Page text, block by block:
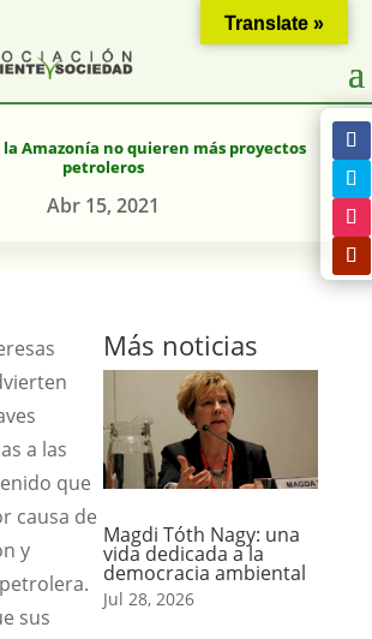
la Amazonía no quieren más proyectos
petroleros
Abr 15, 2021
a las
que
causa de
y
sus
Más noticias
Magdi Tóth Nagy: una
vida dedicada a la
democracia ambiental
Jul 28, 2026
Translate »